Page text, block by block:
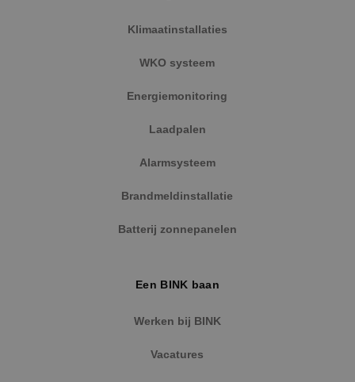
Klimaatinstallaties
WKO systeem
Energiemonitoring
Laadpalen
Alarmsysteem
Brandmeldinstallatie
Batterij zonnepanelen
Een BINK baan
Werken bij BINK
Vacatures
VISITOR_PRIVACY_METADATA
Google Privacy Policy